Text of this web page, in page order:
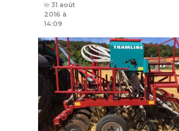
le 31 août
2016 à
14:09